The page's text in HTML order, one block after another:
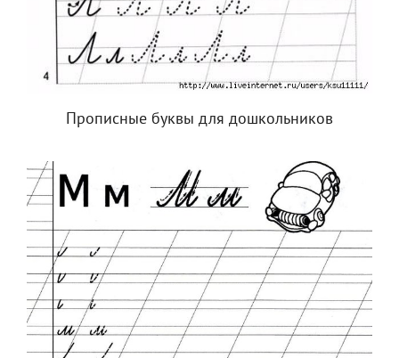
Прописные буквы для дошкольников